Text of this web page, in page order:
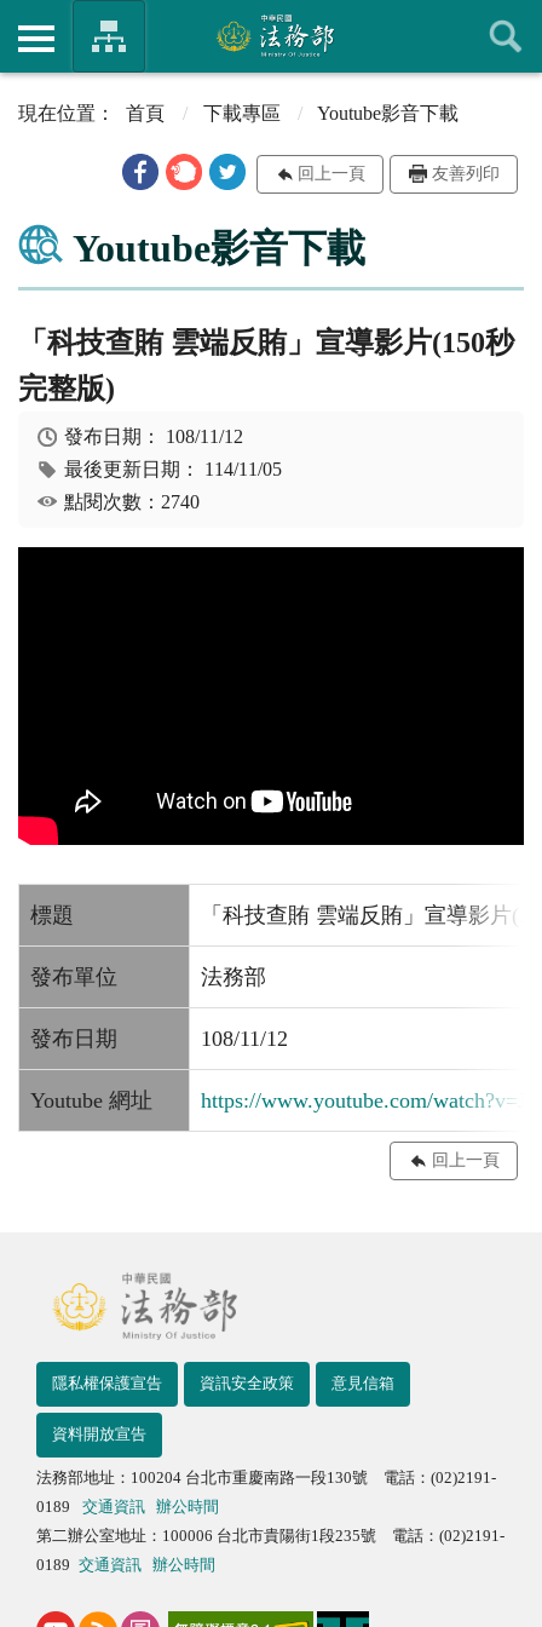
首頁 下載專區 Youtube影音下載
回上一頁 友善列印
Youtube影音下載
「科技查賄 雲端反賄」宣導影片(150秒
完整版)
發布日期： 108/11/12
最後更新日期： 114/11/05
點閱次數：2740
標題 「科技查賄 雲端反賄」宣導影片
發布單位 法務部
發布日期 108/11/12
Youtube 網址 https://www.youtube.com/
回上一頁
隱私權保護宣告 資訊安全政策 意見信箱
資料開放宣告
法務部地址：100204 台北市重慶南路一段130號 電話：(02)2191-
0189
交通資訊
辦公時間
第二辦公室地址：100006 台北市貴陽街1段235號 電話：(02)2191-
0189 交通資訊 辦公時間